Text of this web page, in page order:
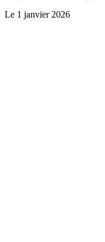
Le 1 janvier 2026